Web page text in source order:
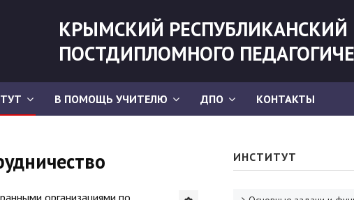
КРЫМСКИЙ РЕСПУБЛИКАНСКИЙ
ПОСТДИПЛОМНОГО
В ПОМОЩЬ УЧИТЕЛЮ ДПО КОНТАКТЫ
организациями по
ИНСТИТУТ